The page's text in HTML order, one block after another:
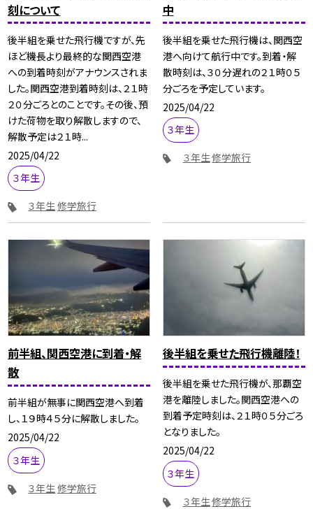
刻について
後半組を乗せた飛行機ですが、先
ほど機長より最終的な関西空港
への到着時刻がアナウンスされま
した。関西空港到着時刻は、２１時
２０分ごろとのことです。その後、預
けた荷物を取り解散しますので、
解散予定は２１時...
2025/04/22
３年生
３年生修学旅行
中
後半組を乗せた飛行機は、関西空
港へ向けて航行中です。到着・解
散時刻は、３０分遅れの２１時０５
分ごろを予定しています。
2025/04/22
３年生
３年生修学旅行
前半組、関西空港に到着・解
散
前半組が無事に関西空港へ到着
し、１９時４５分に解散しました。
2025/04/22
３年生
３年生 修学旅行
後半組を乗せた飛行機離陸！
後半組を乗せた飛行機が、那覇空
港を離陸しました。関西空港への
到着予定時刻は、２１時０５分ごろ
となりました。
2025/04/22
３年生
３年生修学旅行